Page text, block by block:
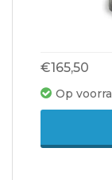
€165,50
Op